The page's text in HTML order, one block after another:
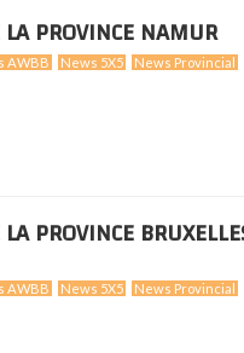
PROVINCE NAMUR
AWBB News 5X5 News Provincial
PROVINCE
AWBB News 5X5 News Provincial